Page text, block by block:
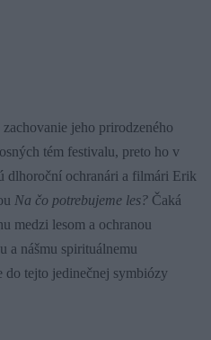
jeho prirodzeného
tém festivalu, preto ho v
dlhoroční ochranári a filmári Erik
Na čo potrebujeme les? Čaká
medzi lesom a ochranou
a nášmu spirituálnemu
do tejto jedinečnej symbiózy